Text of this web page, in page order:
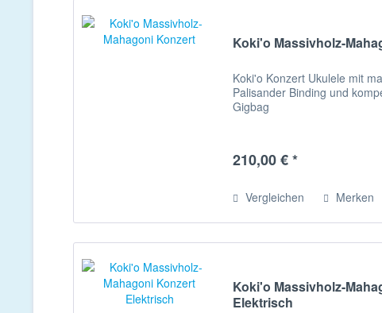
Koki'o Massivholz-
Koki'o Konzert Ukulele mit
Palisander Binding und
Gigbag
210,00 € *
Vergleichen Merken
Koki'o Massivholz-
Elektrisch